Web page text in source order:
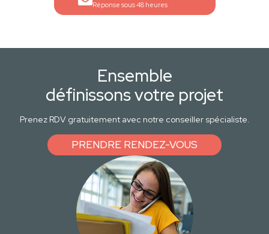
Réponse sous 48 heures
Ensemble
définissons votre projet
Prenez RDV gratuitement avec notre conseiller spécialiste.
PRENDRE RENDEZ-VOUS